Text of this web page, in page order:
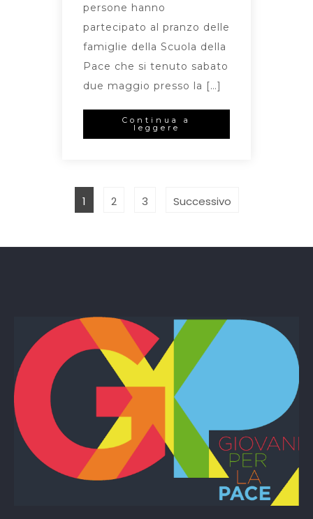
persone hanno
partecipato al pranzo delle
famiglie della Scuola della
Pace che si tenuto sabato
due maggio presso la […]
Continua a
leggere
1 2 3 Successivo